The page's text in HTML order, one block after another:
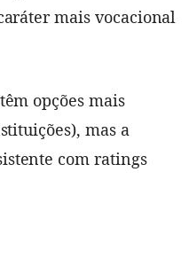
mais vocacional
opções mais
mas a
com ratings